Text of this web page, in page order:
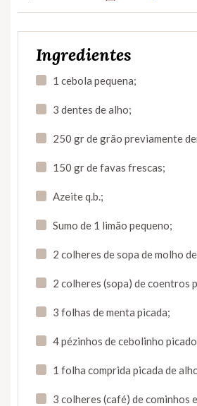
Ingredientes
1 cebola pequena;
3 dentes de alho;
250 gr de grão previamente
150 gr de favas frescas;
Azeite q.b.;
Sumo de 1 limão pequeno;
2 colheres de sopa de molho
2 colheres (sopa) de coentros
3 folhas de menta picada;
4 pézinhos de cebolinho
1 folha comprida picada de
3 colheres (café) de cominhos